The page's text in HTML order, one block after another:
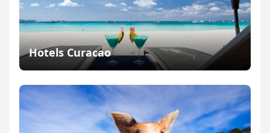
Hotels Curacao